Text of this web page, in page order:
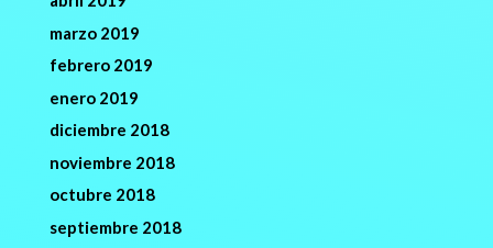
marzo 2019
febrero 2019
enero 2019
diciembre 2018
noviembre 2018
octubre 2018
septiembre 2018